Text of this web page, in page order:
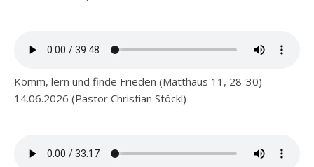
Komm, lern und finde Frieden (Matthäus 11, 28-30) -
14.06.2026 (Pastor Christian Stöckl)